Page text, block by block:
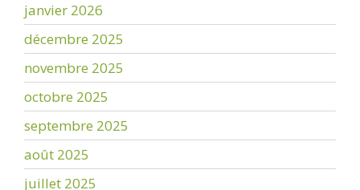
janvier 2026
décembre 2025
novembre 2025
octobre 2025
septembre 2025
août 2025
juillet 2025